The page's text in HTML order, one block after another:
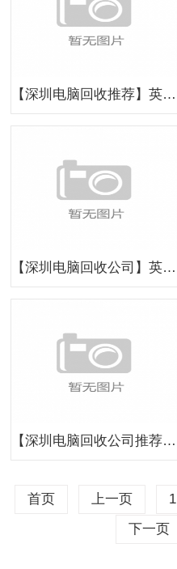
【深圳电脑回收推荐】英耀再生，让旧电脑焕发第二春
【深圳电脑回收公司】英耀再生，引领绿色回收新纪元
【深圳电脑回收公司推荐】英耀再生，环保与经济的和谐共生
首页 上一页 1
下一页